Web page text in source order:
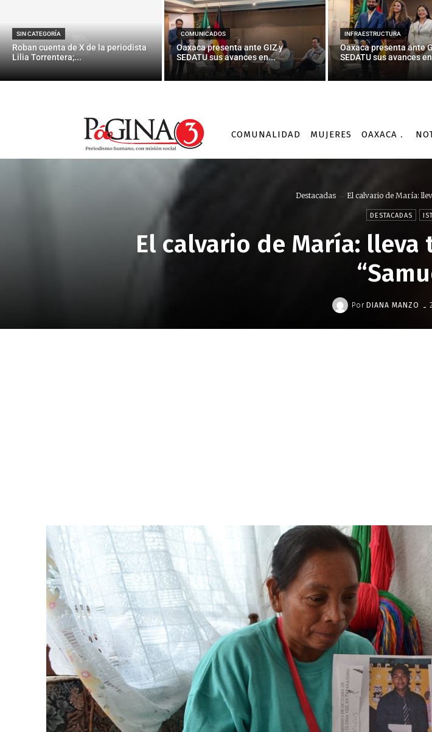
SIN CATEGORÍA
Roban cuenta de X de la periodista
Lilia Torrentera;...
COMUNICADOS
Oaxaca presenta ante GIZ y
SEDATU sus avances en...
INFRAESTRUCTURA
Oaxaca presenta ante
SEDATU sus avances
COMUNALIDAD MUJERES OAXACA
Destacadas El calvario de María:
DESTACADAS
El calvario de María: lleva
Por DIANA MANZO -